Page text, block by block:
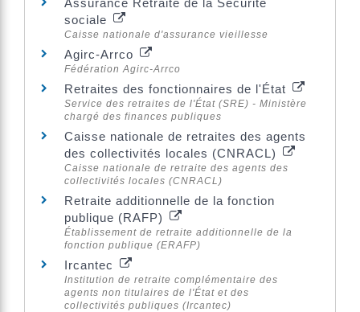
sociale
Caisse nationale d'assurance vieillesse
Agirc-Arrco
Fédération Agirc-Arrco
Retraites des fonctionnaires de l'État
Service des retraites de l'État (SRE) - Ministère
chargé des finances publiques
Caisse nationale de retraites des agents
des collectivités locales (CNRACL)
Caisse nationale de retraite des agents des
collectivités locales (CNRACL)
Retraite additionnelle de la fonction
publique (RAFP)
Établissement de retraite additionnelle de la
fonction publique (ERAFP)
Ircantec
Institution de retraite complémentaire des
agents non titulaires de l'État et des
collectivités publiques (Ircantec)